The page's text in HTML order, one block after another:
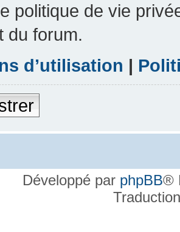
politique de vie
du forum.
d’utilisation |
Développé par phpBB®